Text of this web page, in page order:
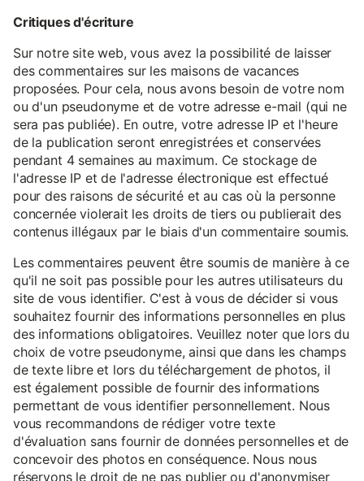
Critiques d'écriture
Sur notre site web, vous avez la possibilité de laisser
des commentaires sur les maisons de vacances
proposées. Pour cela, nous avons besoin de votre nom
ou d'un pseudonyme et de votre adresse e-mail (qui ne
sera pas publiée). En outre, votre adresse IP et l'heure
de la publication seront enregistrées et conservées
pendant 4 semaines au maximum. Ce stockage de
l'adresse IP et de l'adresse électronique est effectué
pour des raisons de sécurité et au cas où la personne
concernée violerait les droits de tiers ou publierait des
contenus illégaux par le biais d'un commentaire soumis.
Les commentaires peuvent être soumis de manière à ce
qu'il ne soit pas possible pour les autres utilisateurs du
site de vous identifier. C'est à vous de décider si vous
souhaitez fournir des informations personnelles en plus
des informations obligatoires. Veuillez noter que lors du
choix de votre pseudonyme, ainsi que dans les champs
de texte libre et lors du téléchargement de photos, il
est également possible de fournir des informations
permettant de vous identifier personnellement. Nous
vous recommandons de rédiger votre texte
d'évaluation sans fournir de données personnelles et de
concevoir des photos en conséquence. Nous nous
réservons le droit de ne pas publier ou d'anonymiser